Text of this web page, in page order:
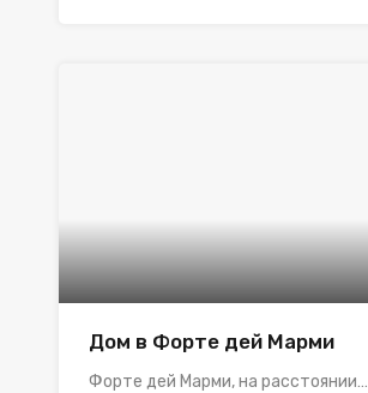
Дом в Форте дей Марми
Форте дей Марми, на расстоянии…